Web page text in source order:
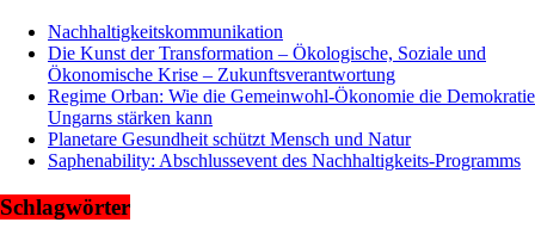
Nachhaltigkeitskommunikation
Die Kunst der Transformation – Ökologische, Soziale und
Ökonomische Krise – Zukunftsverantwortung
Regime Orban: Wie die Gemeinwohl-Ökonomie die Demokratie
Ungarns stärken kann
Planetare Gesundheit schützt Mensch und Natur
Saphenability: Abschlussevent des Nachhaltigkeits-Programms
Schlagwörter